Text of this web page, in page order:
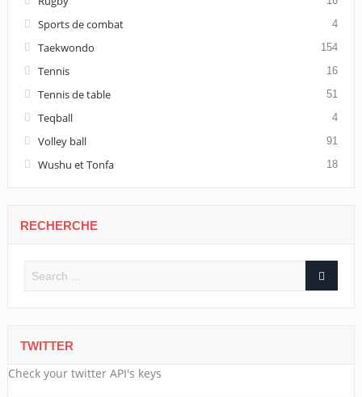
Sports de combat 4
Taekwondo 154
Tennis 16
Tennis de table 51
Teqball 4
Volley ball 91
Wushu et Tonfa 18
RECHERCHE
TWITTER
Check your twitter API's keys